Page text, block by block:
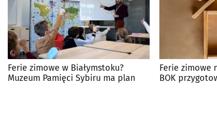
Ferie zimowe w Białymstoku?
Muzeum Pamięci Sybiru ma plan
Ferie zimowe
BOK